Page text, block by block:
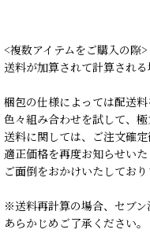
<複数アイテムをご購入の際>
送料が加算されて計算される
梱包の仕様によっては配送料
色々組み合わせを試して、
送料に関しては、ご注文確
適正価格を再度お知らせいた
ご面倒をおかけいたしてお
※送料再計算の場合、セブ
あらかじめご了承ください。